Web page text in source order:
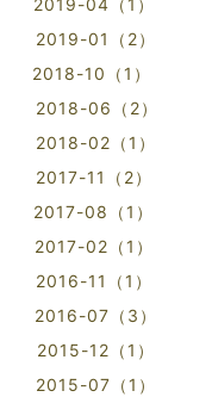
2019-04（1）
2019-01（2）
2018-10（1）
2018-06（2）
2018-02（1）
2017-11（2）
2017-08（1）
2017-02（1）
2016-11（1）
2016-07（3）
2015-12（1）
2015-07（1）